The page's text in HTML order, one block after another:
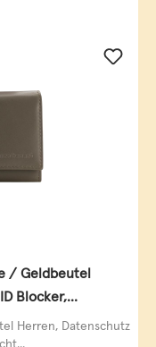
/ Geldbeutel
Blocker,
Herren, Datenschutz